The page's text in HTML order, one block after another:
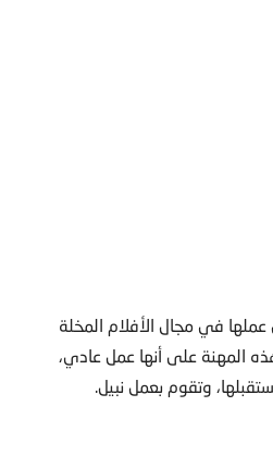
في مجال الأفلام المخلة
المھنة على أنھا عمل عادي،
وتقوم بعمل نبيل.